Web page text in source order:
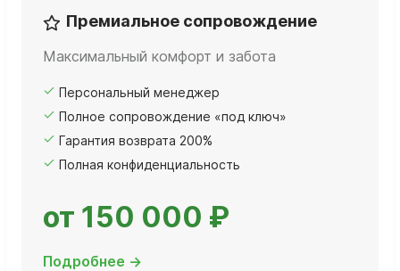
Премиальное сопровождение
Максимальный комфорт и забота
Персональный менеджер
Полное сопровождение «под ключ»
Гарантия возврата 200%
Полная конфиденциальность
от 150 000 ₽
Подробнее →